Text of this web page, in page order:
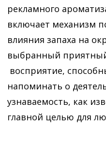
рекламного
включает механизм
влияния запаха на
выбранный
восприятие,
напоминать о
узнаваемость, как
главной целью для